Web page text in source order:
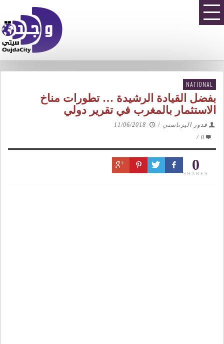
NATIONAL
بفضل القيادة الرشيدة … تطورات مناخ
الاستثمار بالمغرب في تقرير دولي
قدور اليزناسني /
11/06/2018
0
/
0
SHARES